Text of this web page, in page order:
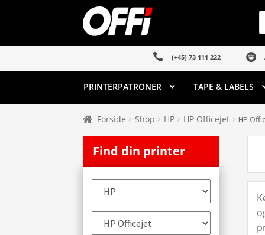
Spring
til
Spring
til
(+45) 73 111 222
PRINTERPATRONER TAPE & LABELS
Forside Shop HP HP Officejet HP
Find din printer